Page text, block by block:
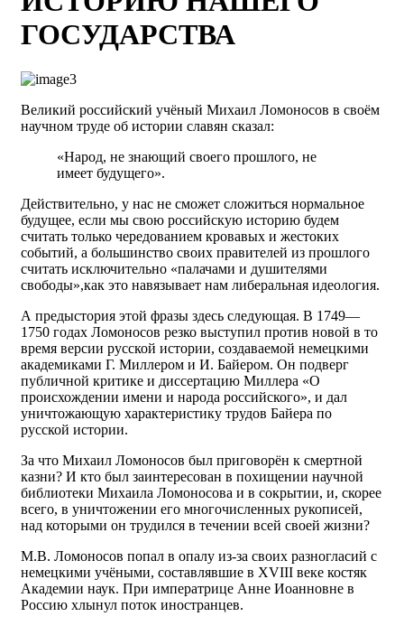
ГОСУДАРСТВА
Великий российский учёный Михаил Ломоносов в своём
научном труде об истории славян сказал:
«Народ, не знающий своего прошлого, не
имеет будущего».
Действительно, у нас не сможет сложиться нормальное
будущее, если мы свою российскую историю будем
считать только чередованием кровавых и жестоких
событий, а большинство своих правителей из прошлого
считать исключительно «палачами и душителями
свободы»,как это навязывает нам либеральная идеология.
А предыстория этой фразы здесь следующая. В 1749—
1750 годах Ломоносов резко выступил против новой в то
время версии русской истории, создаваемой немецкими
академиками Г. Миллером и И. Байером. Он подверг
публичной критике и диссертацию Миллера «О
происхождении имени и народа российского», и дал
уничтожающую характеристику трудов Байера по
русской истории.
За что Михаил Ломоносов был приговорён к смертной
казни? И кто был заинтересован в похищении научной
библиотеки Михаила Ломоносова и в сокрытии, и, скорее
всего, в уничтожении его многочисленных рукописей,
над которыми он трудился в течении всей своей жизни?
М.В. Ломоносов попал в опалу из-за своих разногласий с
немецкими учёными, составлявшие в XVIII веке костяк
Академии наук. При императрице Анне Иоанновне в
Россию хлынул поток иностранцев.